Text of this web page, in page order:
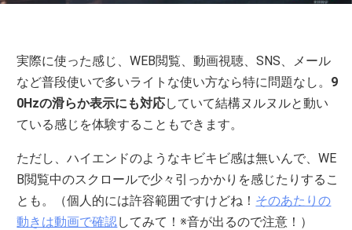
実際に使った感じ、WEB閲覧、動画視聴、SNS、メール
など普段使いで多いライトな使い方なら特に問題なし。 9
0Hzの滑らか表示にも対応していて結構ヌルヌルと動い
ている感じを体験することもできます。
ただし、ハイエンドのようなキビキビ感は無いんで、WE
B閲覧中のスクロールで少々引っかかりを感じたりするこ
とも。（個人的には許容範囲ですけどね！ そのあたりの
動きは動画で確認してみて！※音が出るので注意！）